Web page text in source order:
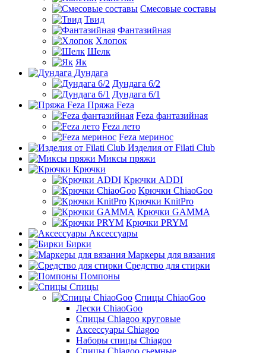
Смесовые составы
Твид
Фантазийная
Хлопок
Шелк
Як
Дундага
Дундага 6/2
Дундага 6/1
Пряжа Feza
Feza фантазийная
Feza лето
Feza меринос
Изделия от Filati Club
Миксы пряжи
Крючки
Крючки ADDI
Крючки ChiaoGoo
Крючки KnitPro
Крючки GAMMA
Крючки PRYM
Аксессуары
Бирки
Маркеры для вязания
Средство для стирки
Помпоны
Спицы
Спицы ChiaoGoo
Лески ChiaoGoo
Cпицы Сhiagoo круговые
Аксессуары Chiagoo
Наборы спицы Chiagoo